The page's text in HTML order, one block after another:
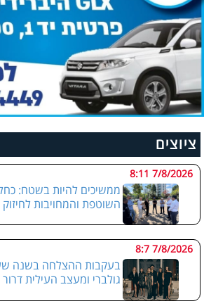
ציוצים
7/8/2026 8:11
ממשיכים להיות בשטח:
השוטפת והמחויבות
7/8/2026 8:7
בעקבות ההצלחה בשנה
גולברי ומעצב העילית דרור